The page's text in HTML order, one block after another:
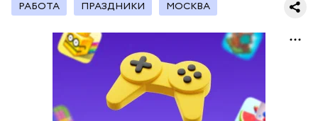
РАБОТА ПРАЗДНИКИ МОСКВА
производственные площадки, нежели учебные
помещения.